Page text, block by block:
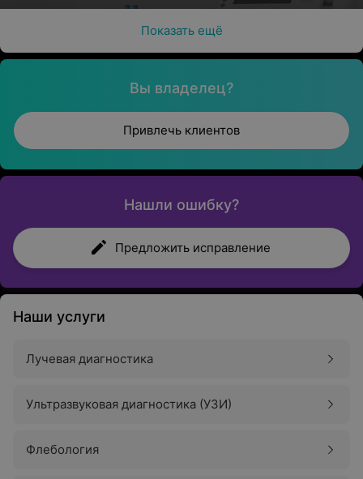
Показать ещё
Вы владелец?
Привлечь клиентов
Нашли ошибку?
Предложить исправление
Наши услуги
Лучевая диагностика
Ультразвуковая диагностика (УЗИ)
Флебология